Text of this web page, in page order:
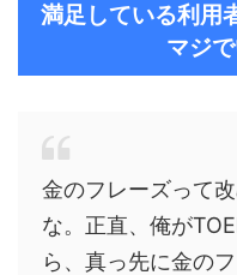
満足している利用
マジ
金のフレーズって
な。正直、俺が
ら、真っ先に金の